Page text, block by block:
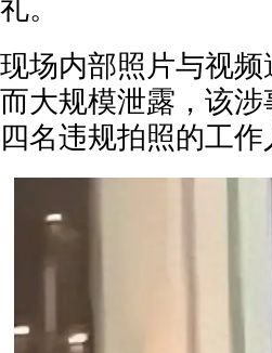
礼。
现场内部照片与视
而大规模泄露，该
四名违规拍照的工